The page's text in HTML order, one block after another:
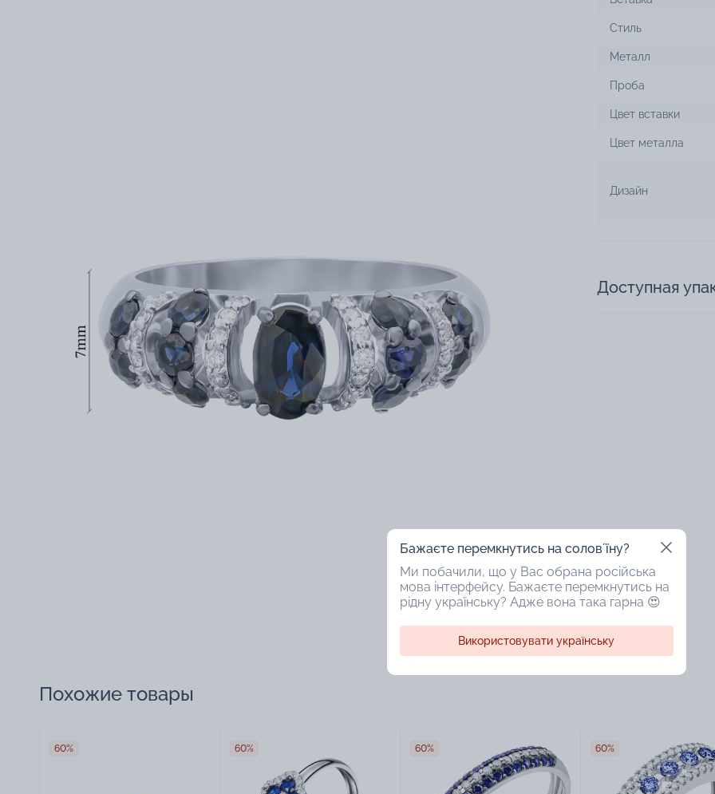
Стиль
Металл
Проба
Цвет вставки
Цвет металла
Дизайн
Доступная
Похожие товары
60% 60% 60% 60%
Бажаєте перемкнутись на соловʼїну?
Ми побачили, що у Вас обрана російська
мова інтерфейсу. Бажаєте перемкнутись на
рідну українську? Адже вона така гарна 😍
Використовувати українську